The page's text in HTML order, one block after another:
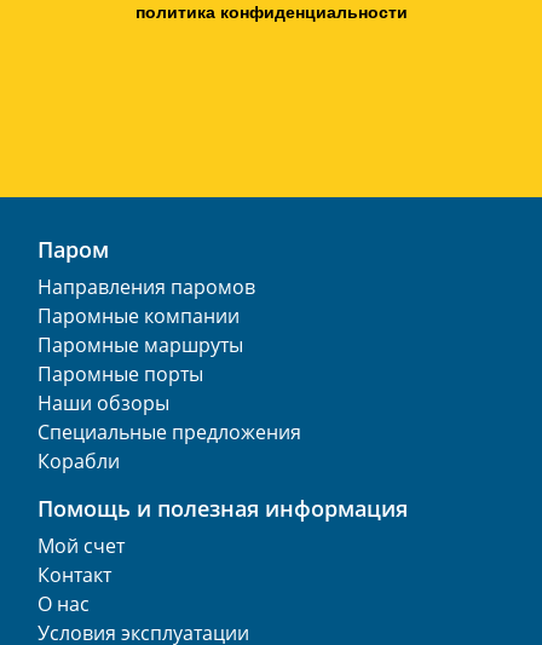
политика конфиденциальности
Паром
Направления паромов
Паромные компании
Паромные маршруты
Паромные порты
Наши обзоры
Специальные предложения
Корабли
Помощь и полезная информация
Мой счет
Контакт
О нас
Условия эксплуатации